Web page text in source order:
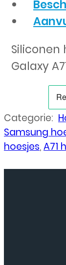
Siliconen
Galaxy
Categorie:
Samsung
hoesjes,A71